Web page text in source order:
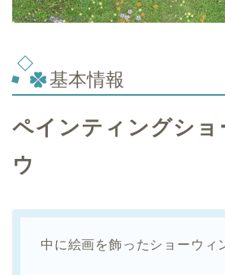
基本情報
ペインティングショ
ウ
中に絵画を飾ったショーウィ